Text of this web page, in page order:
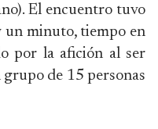
El encuentro tuvo
un minuto, tiempo en
por la afición al ser
de 15 personas